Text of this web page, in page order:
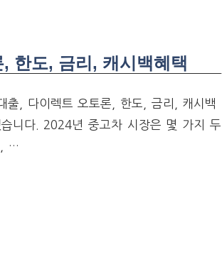
한도, 금리, 캐시백혜택
출, 다이렉트 오토론, 한도, 금리, 캐시백
니다. 2024년 중고차 시장은 몇 가지 두
, …